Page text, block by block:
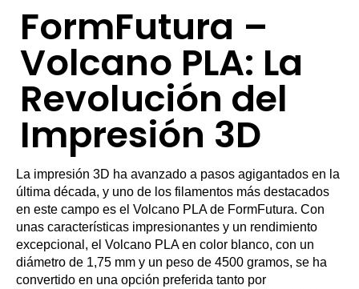
FormFutura –
Volcano PLA: La
Revolución del
Impresión 3D
La impresión 3D ha avanzado a pasos agigantados en la
última década, y uno de los filamentos más destacados
en este campo es el Volcano PLA de FormFutura. Con
unas características impresionantes y un rendimiento
excepcional, el Volcano PLA en color blanco, con un
diámetro de 1,75 mm y un peso de 4500 gramos, se ha
convertido en una opción preferida tanto por